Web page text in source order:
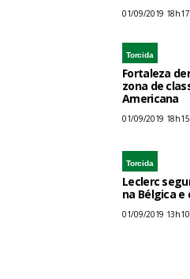
01/09/2019 18h17
Torcida
Fortaleza
zona de
Americana
01/09/2019 18h15
Torcida
Leclerc
na Bélgica e
01/09/2019 13h10